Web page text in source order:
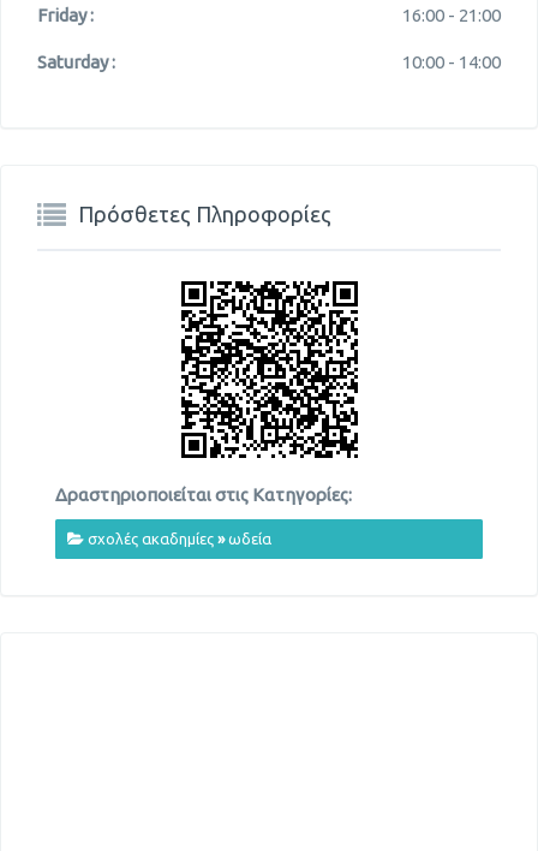
Friday : 16:00 - 21:00
Saturday : 10:00 - 14:00
Πρόσθετες Πληροφορίες
Δραστηριοποιείται στις Κατηγορίες:
σχολές ακαδημίες »ωδεία